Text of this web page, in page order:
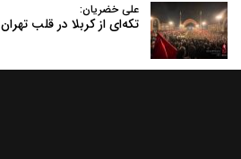
علی خضریان:
تکه‌ای از کربلا در قلب تهران